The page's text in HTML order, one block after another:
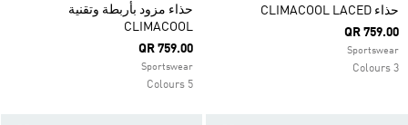
حذاء CLIMACOOL LACED
QR 759.00
Sportswear
3 Colours
حذاء مزود بأربطة وتقنية
CLIMACOOL
QR 759.00
Sportswear
5 Colours